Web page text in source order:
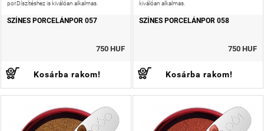
por.Díszítéshez is kiválóan alkalmas.
SZÍNES PORCELÁNPOR 057
750 HUF
Kosárba rakom!
kiválóan alkalmas.
SZÍNES PORCELÁNPOR 058
750 HUF
Kosárba rakom!